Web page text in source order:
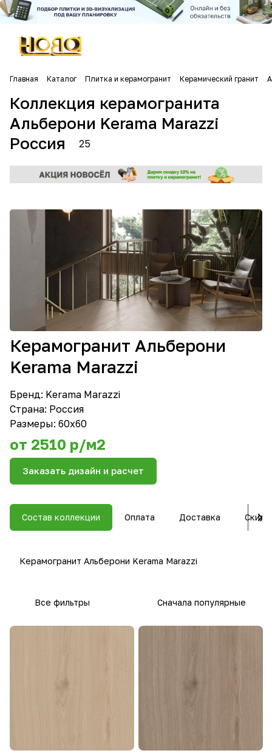
Главная Каталог Плитка и керамогранит Керамический гранит
Коллекция керамогранита
Альберони Kerama Marazzi
Россия
25
Керамогранит Альберони
Kerama Marazzi
Бренд: Kerama Marazzi
Страна: Россия
Размеры: 60x60
от 2510 р/м2
Заказать дизайн и расчет
Состав коллекции Оплата Доставка
Керамогранит Альберони Kerama Marazzi
Все фильтры Сначала популярные